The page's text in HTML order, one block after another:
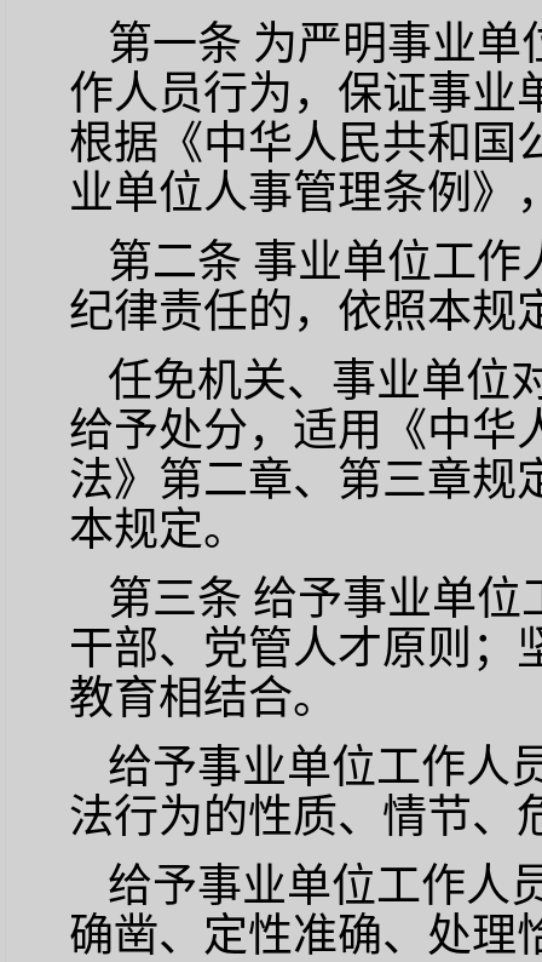
第一条 为严明事业单
作人员行为，保证事业
根据《中华人民共和国
业单位人事管理条例》
第二条 事业单位工作
纪律责任的，依照本规
任免机关、事业单位
给予处分，适用《中华
法》第二章、第三章规
本规定。
第三条 给予事业单位
干部、党管人才原则；
教育相结合。
给予事业单位工作人
法行为的性质、情节、
给予事业单位工作人
确凿、定性准确、处理